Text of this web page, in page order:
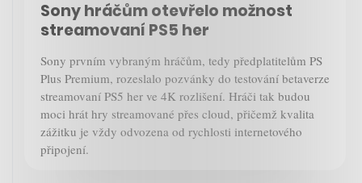
Sony hráčům otevřelo možnost
streamovaní PS5 her
Sony prvním vybraným hráčům, tedy předplatitelům PS
Plus Premium, rozeslalo pozvánky do testování betaverze
streamovaní PS5 her ve 4K rozlišení. Hráči tak budou
moci hrát hry streamované přes cloud, přičemž kvalita
zážitku je vždy odvozena od rychlosti internetového
připojení.